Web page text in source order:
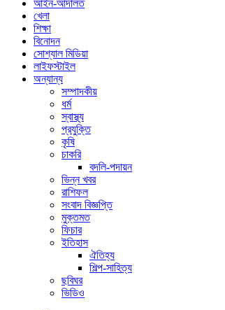
আইন-আদালত
খেলা
শিক্ষা
বিনোদন
সোশ্যাল মিডিয়া
লাইফস্টাইল
অন্যান্য
সম্পাদকীয়
ধর্ম
স্বাস্থ্য
প্রযুক্তি
কৃষি
চাকরি
বদলি-পদায়ন
ভিন্ন খবর
রাশিফল
সংবাদ বিজ্ঞপ্তি
মুক্তমত
ফিচার
ইতিহাস
ঐতিহ্য
শিল্প-সাহিত্য
ছবিঘর
ভিডিও